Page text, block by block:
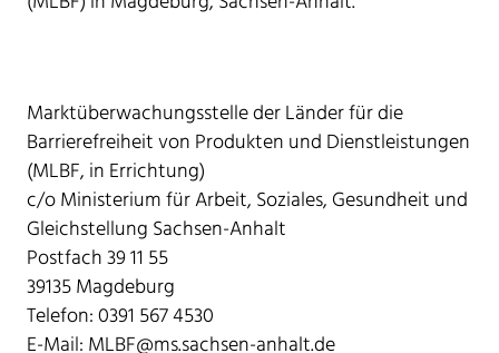
Marktüberwachungsstelle der Länder für die
Barrierefreiheit von Produkten und Dienstleistungen
(MLBF, in Errichtung)
c/o Ministerium für Arbeit, Soziales, Gesundheit und
Gleichstellung Sachsen-Anhalt
Postfach 39 11 55
39135 Magdeburg
Telefon: 0391 567 4530
E-Mail: MLBF@ms.sachsen-anhalt.de